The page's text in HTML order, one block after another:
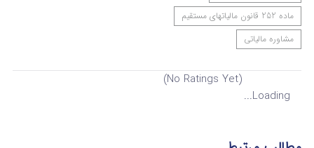
ماده 252 قانون مالیاتهای مستقیم
مشاوره مالیاتی
(No Ratings Yet)
Loading...